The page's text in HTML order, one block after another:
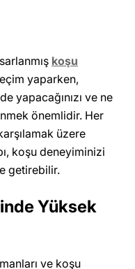
koşu
yaparken,
yapacağınızı ve ne
önemlidir. Her
üzere
koşu deneyiminizi
getirebilir.
Yüksek
ve koşu